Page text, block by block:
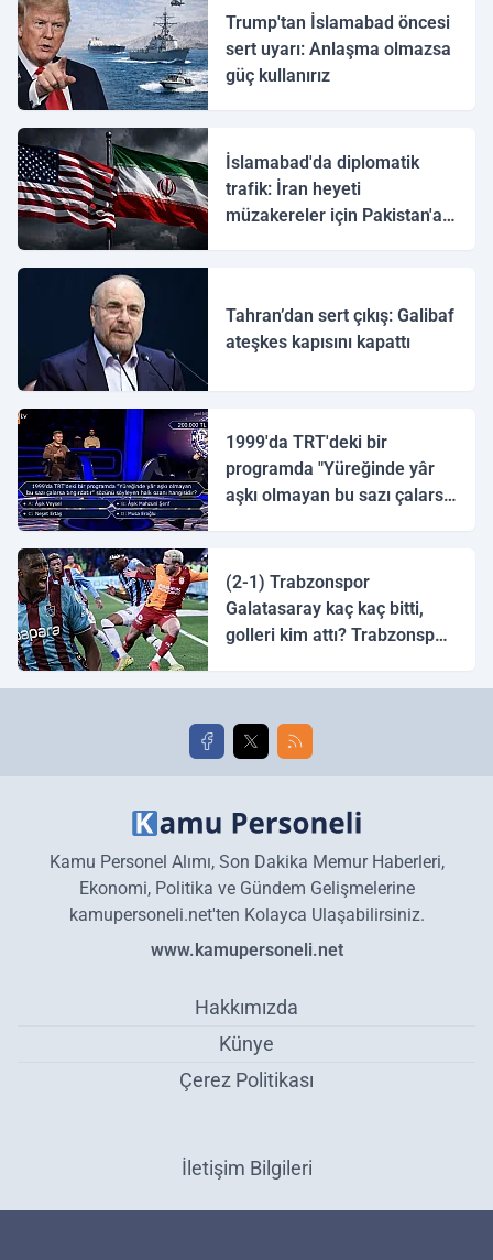
Trump'tan İslamabad öncesi
sert uyarı: Anlaşma olmazsa
güç kullanırız
İslamabad'da diplomatik
trafik: İran heyeti
müzakereler için Pakistan'a
Tahran’dan sert çıkış: Galibaf
ateşkes kapısını kapattı
1999'da TRT'deki bir
programda "Yüreğinde yâr
aşkı olmayan bu sazı çalarsa
(2-1) Trabzonspor
Galatasaray kaç kaç bitti,
golleri kim attı? Trabzonspor
golleri!
Kamu Personel Alımı, Son Dakika Memur Haberleri,
Ekonomi, Politika ve Gündem Gelişmelerine
kamupersoneli.net'ten Kolayca Ulaşabilirsiniz.
www.kamupersoneli.net
Hakkımızda
Künye
Çerez Politikası
İletişim Bilgileri